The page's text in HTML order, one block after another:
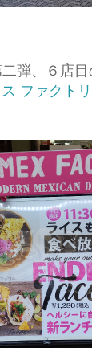
弾、６店目
ファクト